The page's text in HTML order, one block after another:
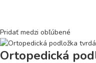
Pridať medzi obľúbené
Ortopedická